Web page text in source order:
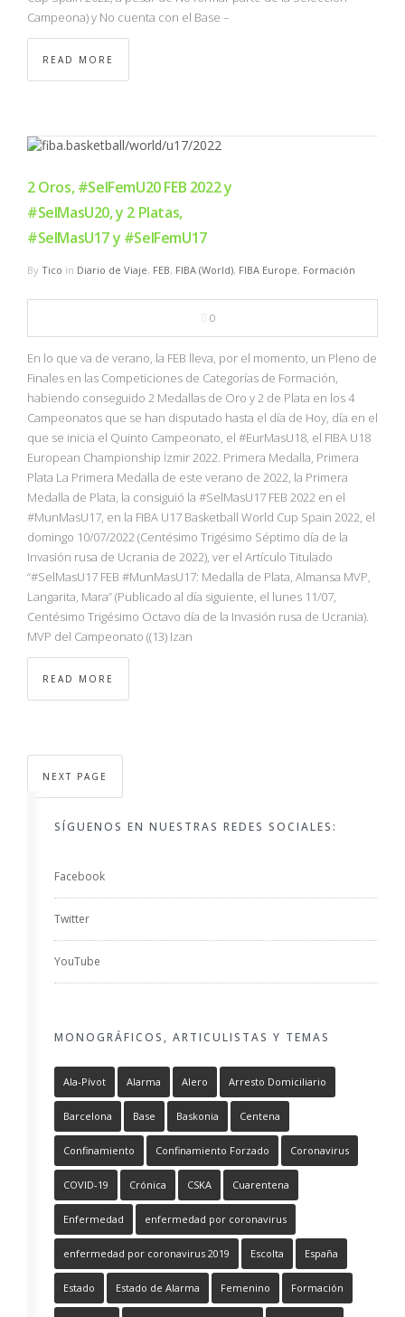
Campeona) y No cuenta con el Base –
READ MORE
2 Oros, #SelFemU20 FEB 2022 y
#SelMasU20, y 2 Platas,
#SelMasU17 y #SelFemU17
By Tico in Diario de Viaje, FEB, FIBA (World), FIBA Europe, Formación
0
En lo que va de verano, la FEB lleva, por el momento, un Pleno de
Finales en las Competiciones de Categorías de Formación,
habiendo conseguido 2 Medallas de Oro y 2 de Plata en los 4
Campeonatos que se han disputado hasta el día de Hoy, día en el
que se inicia el Quinto Campeonato, el #EurMasU18, el FIBA U18
European Championship İzmir 2022. Primera Medalla, Primera
Plata La Primera Medalla de este verano de 2022, la Primera
Medalla de Plata, la consiguió la #SelMasU17 FEB 2022 en el
#MunMasU17, en la FIBA U17 Basketball World Cup Spain 2022, el
domingo 10/07/2022 (Centésimo Trigésimo Séptimo día de la
Invasión rusa de Ucrania de 2022), ver el Artículo Titulado
“#SelMasU17 FEB #MunMasU17: Medalla de Plata, Almansa MVP,
Langarita, Mara” (Publicado al día siguiente, el lunes 11/07,
Centésimo Trigésimo Octavo día de la Invasión rusa de Ucrania).
MVP del Campeonato ((13) Izan
READ MORE
NEXT PAGE
SÍGUENOS EN NUESTRAS REDES SOCIALES:
Facebook
Twitter
YouTube
MONOGRÁFICOS, ARTICULISTAS Y TEMAS
Ala-Pívot Alarma Alero Arresto Domiciliario
Barcelona Base Baskonia Centena
Confinamiento Confinamiento Forzado Coronavirus
COVID-19 Crónica CSKA Cuarentena
Enfermedad enfermedad por coronavirus
enfermedad por coronavirus 2019 Escolta España
Estado Estado de Alarma Femenino Formación